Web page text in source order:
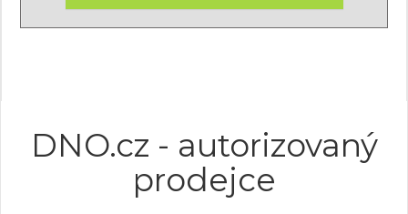
DNO.cz - autorizovaný
prodejce